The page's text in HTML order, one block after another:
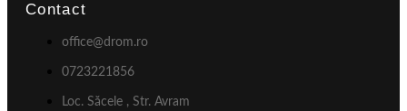
Contact
office@drom.ro
0723221856
Loc. Săcele , Str. Avram